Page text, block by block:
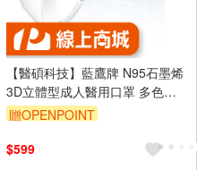
【醫碩科技】藍鷹牌 N95石墨烯
3D立體型成人醫用口罩 多色可
選
贈OPENPOINT
$599